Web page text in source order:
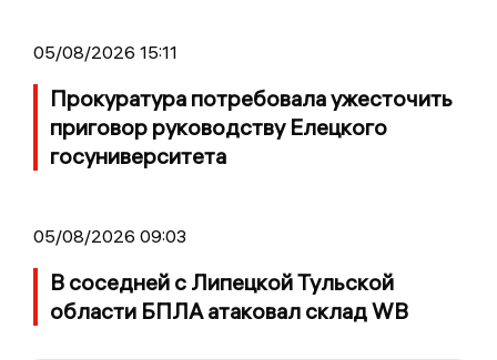
05/08/2026 15:11
Прокуратура потребовала ужесточить
приговор руководству Елецкого
госуниверситета
05/08/2026 09:03
В соседней с Липецкой Тульской
области БПЛА атаковал склад WB